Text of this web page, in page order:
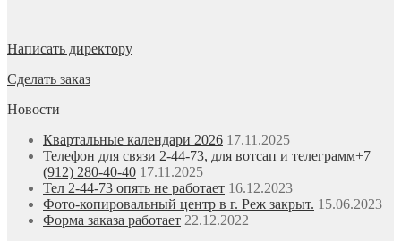
Написать директору
Сделать заказ
Новости
Квартальные календари 2026 17.11.2025
Телефон для связи 2-44-73, для вотсап и телеграмм+7
(912) 280-40-40 17.11.2025
Тел 2-44-73 опять не работает 16.12.2023
Фото-копировальный центр в г. Реж закрыт. 15.06.2023
Форма заказа работает 22.12.2022